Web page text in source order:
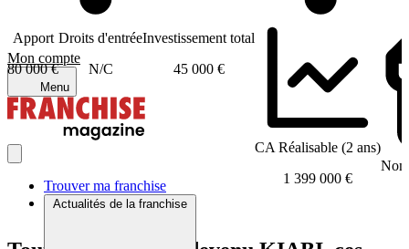
Mon compte
Menu
Trouver ma franchise
Actualités de la franchise
Apport
80 000 €
Droits d'entrée
N/C
Investissement total
45 000 €
CA Réalisable (2 ans)
1 399 000 €